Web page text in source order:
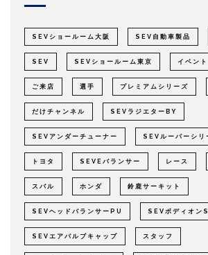
SEVショールーム大阪 SEV自動車製品
SEV SEVショールーム東京 イベン
ご来店 選手 プレミアムシリーズ
だけチャンネル SEVラジエターBY
SEVアンダーチューナー SEVルーパーシリ
トヨタ SEVEバランサー レース
スバル ホンダ 鈴鹿サーキット
SEVヘッドバランサーPU SEVボディオンS
SEVエアバルブキャップ スタッフ